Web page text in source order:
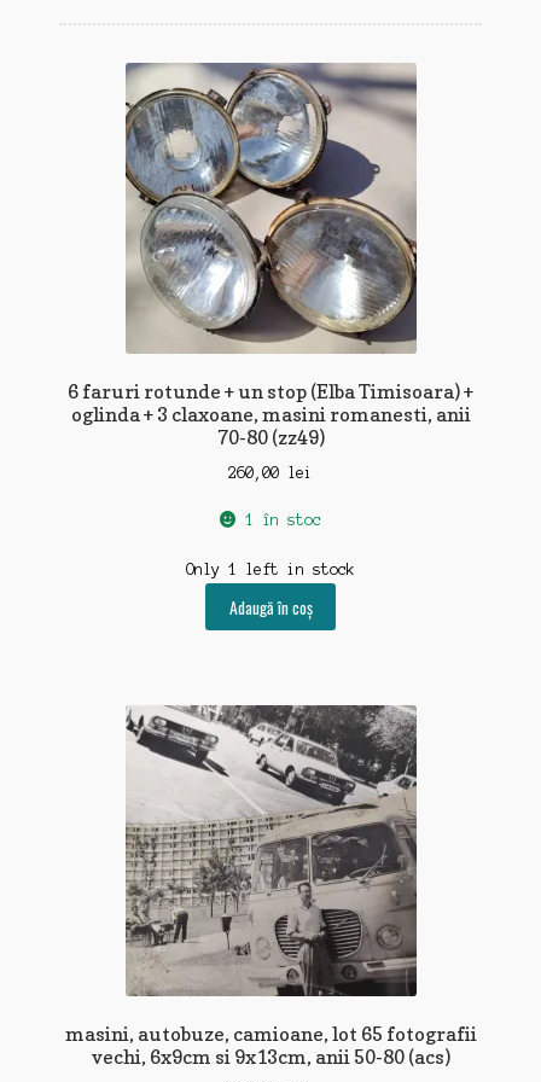
cele
recente
6 faruri rotunde + un stop (Elba Timisoara) +
oglinda + 3 claxoane, masini romanesti, anii
70-80 (zz49)
260,00 lei
1 în stoc
Only 1 left in stock
Adaugă în coș
masini, autobuze, camioane, lot 65 fotografii
vechi, 6x9cm si 9x13cm, anii 50-80 (acs)